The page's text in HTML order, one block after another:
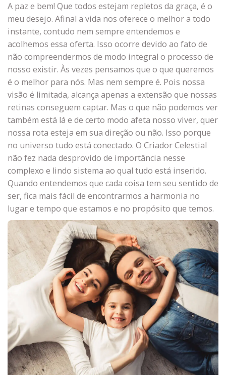
A paz e bem! Que todos estejam repletos da graça, é o
meu desejo. Afinal a vida nos oferece o melhor a todo
instante, contudo nem sempre entendemos e
acolhemos essa oferta. Isso ocorre devido ao fato de
não compreendermos de modo integral o processo de
nosso existir. Às vezes pensamos que o que queremos
é o melhor para nós. Mas nem sempre é. Pois nossa
visão é limitada, alcança apenas a extensão que nossas
retinas conseguem captar. Mas o que não podemos ver
também está lá e de certo modo afeta nosso viver, quer
nossa rota esteja em sua direção ou não. Isso porque
no universo tudo está conectado. O Criador Celestial
não fez nada desprovido de importância nesse
complexo e lindo sistema ao qual tudo está inserido.
Quando entendemos que cada coisa tem seu sentido de
ser, fica mais fácil de encontrarmos a harmonia no
lugar e tempo que estamos e no propósito que temos.